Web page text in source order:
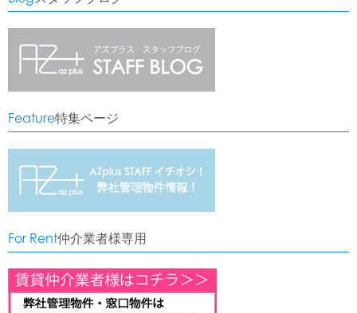
Feature特集ページ
For Rent仲介業者様専用